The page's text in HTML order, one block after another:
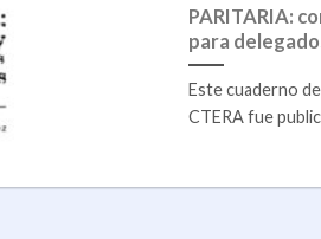
PARITARIA:
para
Este cuaderno
CTERA fue